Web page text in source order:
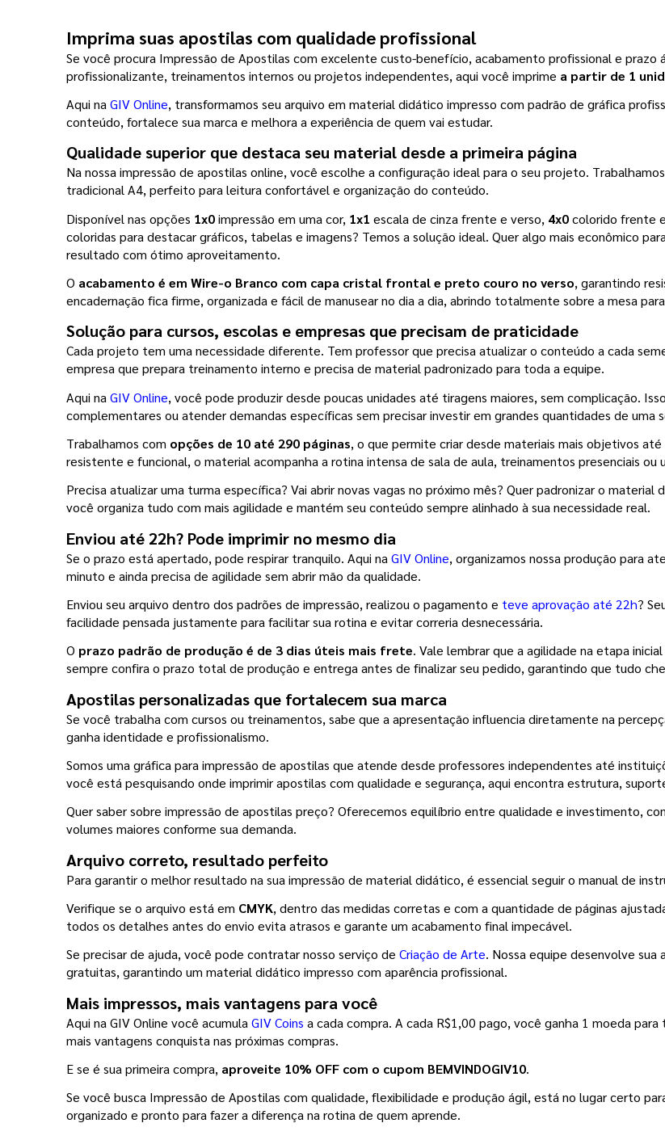
Imprima suas apostilas com qualidade profissional
Se você procura Impressão de Apostilas com excelente custo-benefício, acabamento profissional e prazo
profissionalizante, treinamentos internos ou projetos independentes, aqui você imprime a partir de 1
Aqui na GIV Online, transformamos seu arquivo em material didático impresso com padrão de gráfica
conteúdo, fortalece sua marca e melhora a experiência de quem vai estudar.
Qualidade superior que destaca seu material desde a primeira página
Na nossa impressão de apostilas online, você escolhe a configuração ideal para o seu projeto.
tradicional A4, perfeito para leitura confortável e organização do conteúdo.
Disponível nas opções 1x0 impressão em uma cor, 1x1 escala de cinza frente e verso, 4x0 colorido frente e
coloridas para destacar gráficos, tabelas e imagens? Temos a solução ideal. Quer algo mais econômico
resultado com ótimo aproveitamento.
O acabamento é em Wire-o Branco com capa cristal frontal e preto couro no verso, garantindo
encadernação fica firme, organizada e fácil de manusear no dia a dia, abrindo totalmente sobre a mesa
Solução para cursos, escolas e empresas que precisam de praticidade
Cada projeto tem uma necessidade diferente. Tem professor que precisa atualizar o conteúdo a cada
empresa que prepara treinamento interno e precisa de material padronizado para toda a equipe.
Aqui na GIV Online, você pode produzir desde poucas unidades até tiragens maiores, sem complicação.
complementares ou atender demandas específicas sem precisar investir em grandes quantidades de uma
Trabalhamos com opções de 10 até 290 páginas, o que permite criar desde materiais mais objetivos
resistente e funcional, o material acompanha a rotina intensa de sala de aula, treinamentos presenciais ou
Precisa atualizar uma turma específica? Vai abrir novas vagas no próximo mês? Quer padronizar o
você organiza tudo com mais agilidade e mantém seu conteúdo sempre alinhado à sua necessidade real.
Enviou até 22h? Pode imprimir no mesmo dia
Se o prazo está apertado, pode respirar tranquilo. Aqui na GIV Online, organizamos nossa produção para
minuto e ainda precisa de agilidade sem abrir mão da qualidade.
Enviou seu arquivo dentro dos padrões de impressão, realizou o pagamento e teve aprovação até 22h?
facilidade pensada justamente para facilitar sua rotina e evitar correria desnecessária.
O prazo padrão de produção é de 3 dias úteis mais frete. Vale lembrar que a agilidade na etapa
sempre confira o prazo total de produção e entrega antes de finalizar seu pedido, garantindo que tudo
Apostilas personalizadas que fortalecem sua marca
Se você trabalha com cursos ou treinamentos, sabe que a apresentação influencia diretamente na
ganha identidade e profissionalismo.
Somos uma gráfica para impressão de apostilas que atende desde professores independentes até
você está pesquisando onde imprimir apostilas com qualidade e segurança, aqui encontra estrutura,
Quer saber sobre impressão de apostilas preço? Oferecemos equilíbrio entre qualidade e investimento,
volumes maiores conforme sua demanda.
Arquivo correto, resultado perfeito
Para garantir o melhor resultado na sua impressão de material didático, é essencial seguir o manual de
Verifique se o arquivo está em CMYK, dentro das medidas corretas e com a quantidade de páginas
todos os detalhes antes do envio evita atrasos e garante um acabamento final impecável.
Se precisar de ajuda, você pode contratar nosso serviço de Criação de Arte. Nossa equipe desenvolve
gratuitas, garantindo um material didático impresso com aparência profissional.
Mais impressos, mais vantagens para você
Aqui na GIV Online você acumula GIV Coins a cada compra. A cada R$1,00 pago, você ganha 1 moeda
mais vantagens conquista nas próximas compras.
E se é sua primeira compra, aproveite 10% OFF com o cupom BEMVINDOGIV10.
Se você busca Impressão de Apostilas com qualidade, flexibilidade e produção ágil, está no lugar certo
organizado e pronto para fazer a diferença na rotina de quem aprende.